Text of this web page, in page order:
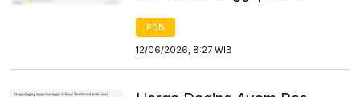
PDB
12/06/2026, 8:27 WIB